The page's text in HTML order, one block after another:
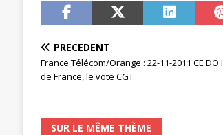
PRÉCÉDENT
France Télécom/Orange : 22-11-2011 CE DO
de France, le vote CGT
SUR LE MÊME THÈME